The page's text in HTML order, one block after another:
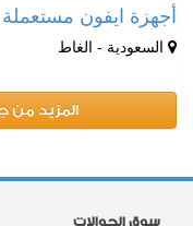
أجهزة ايفون
السعودية - الغاط
المزيد من
سوق الجوالات